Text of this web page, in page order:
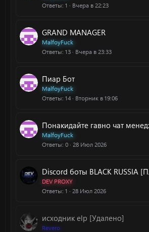
Ответы 1 Вчера в 22:23
GRAND MANAGER
MalfoyFuck
Ответы 13 Вчера в 23:33
Пиар Бот
MalfoyFuck
Ответы 14 Вторник в 19:06
Понакидайте гавно чат
MalfoyFuck
Ответы 0 28 Июл 2026
Discord боты BLACK RUSSIA
DEV PROXY
Ответы 1 28 Июл 2026
исходник elp [Удалено]
Revero